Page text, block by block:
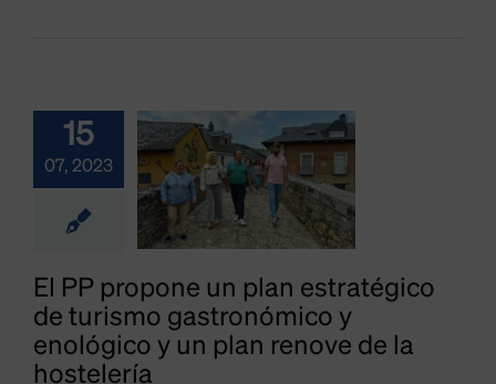
15
07, 2023
de la
Elecciones 23J
El PP propone un plan estratégico
de turismo gastronómico y
enológico y un plan renove de la
hostelería